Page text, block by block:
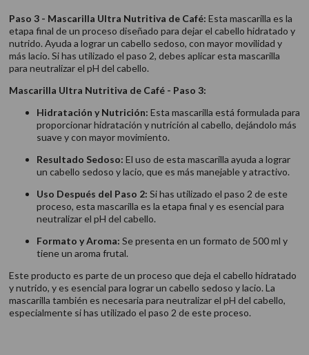
Paso 3 - Mascarilla Ultra Nutritiva de Café: Esta mascarilla es la
etapa final de un proceso diseñado para dejar el cabello hidratado y
nutrido. Ayuda a lograr un cabello sedoso, con mayor movilidad y
más lacio. Si has utilizado el paso 2, debes aplicar esta mascarilla
para neutralizar el pH del cabello.
Mascarilla Ultra Nutritiva de Café - Paso 3:
Hidratación y Nutrición: Esta mascarilla está formulada para
proporcionar hidratación y nutrición al cabello, dejándolo más
suave y con mayor movimiento.
Resultado Sedoso: El uso de esta mascarilla ayuda a lograr
un cabello sedoso y lacio, que es más manejable y atractivo.
Uso Después del Paso 2: Si has utilizado el paso 2 de este
proceso, esta mascarilla es la etapa final y es esencial para
neutralizar el pH del cabello.
Formato y Aroma: Se presenta en un formato de 500 ml y
tiene un aroma frutal.
Este producto es parte de un proceso que deja el cabello hidratado
y nutrido, y es esencial para lograr un cabello sedoso y lacio. La
mascarilla también es necesaria para neutralizar el pH del cabello,
especialmente si has utilizado el paso 2 de este proceso.